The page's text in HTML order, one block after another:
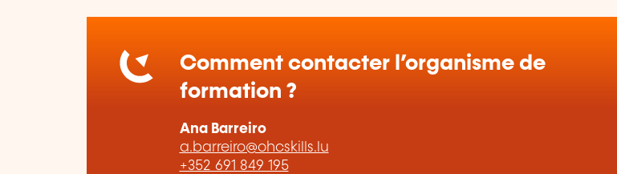
Comment contacter l’organisme de
formation ?
Ana Barreiro
a.barreiro@ohcskills.lu
+352 691 849 195